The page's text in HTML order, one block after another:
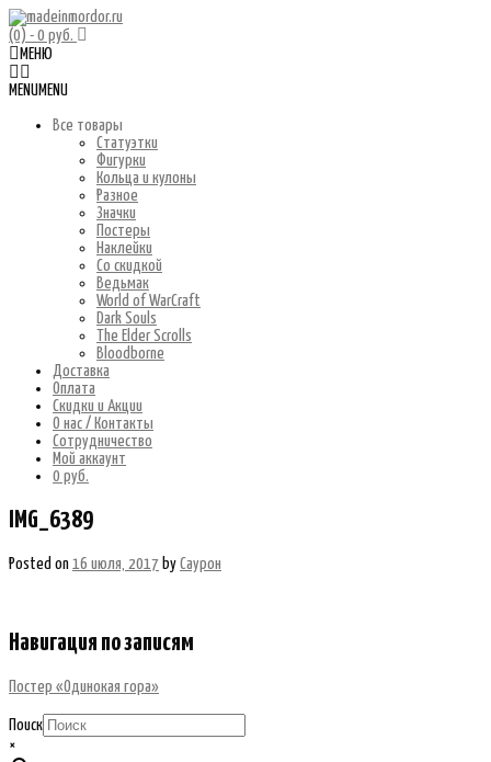
(0) - 0 руб.
МЕНЮ
MENU MENU
Все товары
Статуэтки
Фигурки
Кольца и кулоны
Разное
Значки
Постеры
Наклейки
Со скидкой
Ведьмак
World of WarCraft
Dark Souls
The Elder Scrolls
Bloodborne
Доставка
Оплата
Скидки и Акции
О нас / Контакты
Сотрудничество
Мой аккаунт
0 руб.
IMG_6389
Posted on 16 июля, 2017 by Саурон
Навигация по записям
Постер «Одинокая гора»
Поиск
×